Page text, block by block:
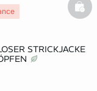
STRICKJACKE